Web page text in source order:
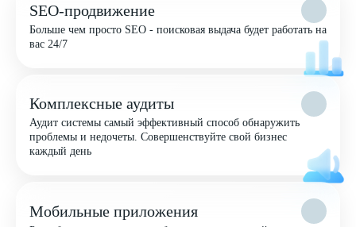
SEO-продвижение
Больше чем просто SEO - поисковая выдача будет работать на
вас 24/7
Комплексные аудиты
Аудит системы самый эффективный способ обнаружить
проблемы и недочеты. Совершенствуйте свой бизнес
каждый день
Мобильные приложения